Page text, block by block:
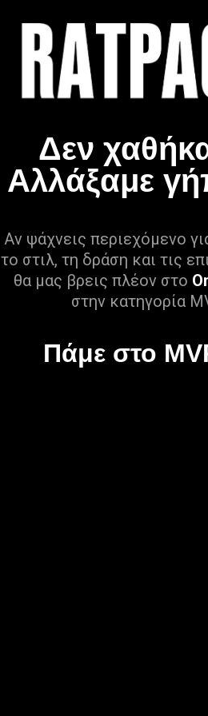
Δεν
Αλλάξαμε
Αν ψάχνεις περιεχόμενο
το στιλ, τη δράση και τις
θα μας βρεις πλέον στο
στην κατηγορία
Πάμε στο